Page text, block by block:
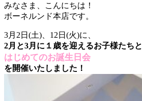
みなさま、こんにちは！
ボーネルンド本店です。
3月2日(土)、12日(火)に、
2月と3月に１歳を迎えるお子様たちと
はじめてのお誕生日 会
を開催いたしました！